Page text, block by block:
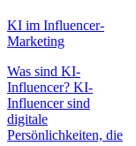
KI im Influencer-
Marketing
Was sind KI-
Influencer? KI-
Influencer sind
digitale
Persönlichkeiten, die